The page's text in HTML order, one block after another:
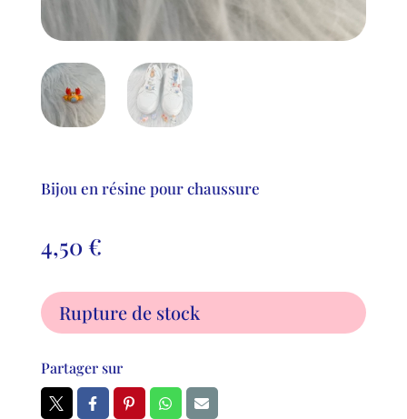
Bijou en résine pour chaussure
4,50 €
Rupture de stock
Partager sur